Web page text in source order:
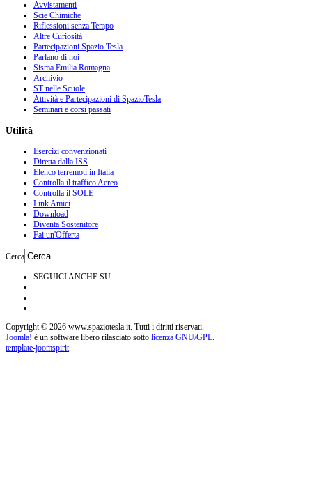
Avvistamenti
Scie Chimiche
Riflessioni senza Tempo
Altre Curiosità
Partecipazioni Spazio Tesla
Parlano di noi
Sisma Emilia Romagna
Archivio
ST nelle Scuole
Attività e Partecipazioni di SpazioTesla
Seminari e corsi passati
Utilità
Esercizi convenzionati
Diretta dalla ISS
Elenco terremoti in Italia
Controlla il traffico Aereo
Controlla il SOLE
Link Amici
Download
Diventa Sostenitore
Fai un'Offerta
Cerca
SEGUICI ANCHE SU
Copyright © 2026 www.spaziotesla.it. Tutti i diritti riservati.
Joomla! è un software libero rilasciato sotto licenza GNU/GPL.
template-joomspirit